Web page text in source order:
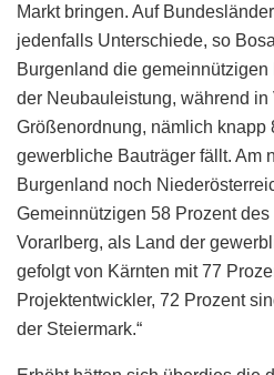
Markt bringen. Auf
jedenfalls Unterschiede, so
Burgenland die
der Neubauleistung, während
Größenordnung, nämlich knapp
gewerbliche Bauträger fällt. Am
Burgenland noch
Gemeinnützigen 58 Prozent
Vorarlberg, als Land der
gefolgt von Kärnten mit 77
Projektentwickler, 72 Prozent
der Steiermark.“